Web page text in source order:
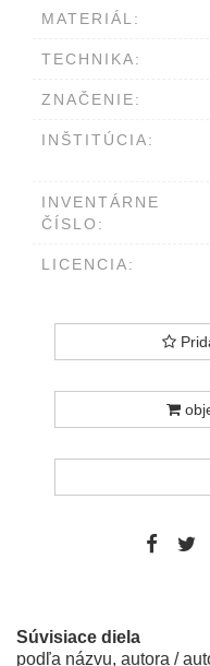
MATERIÁL:
TECHNIKA:
ZNAČENIE:
INŠTITÚCIA:
INVENTÁRNE
ČÍSLO:
LICENCIA:
Súvisiace diela
podľa názvu, autora /